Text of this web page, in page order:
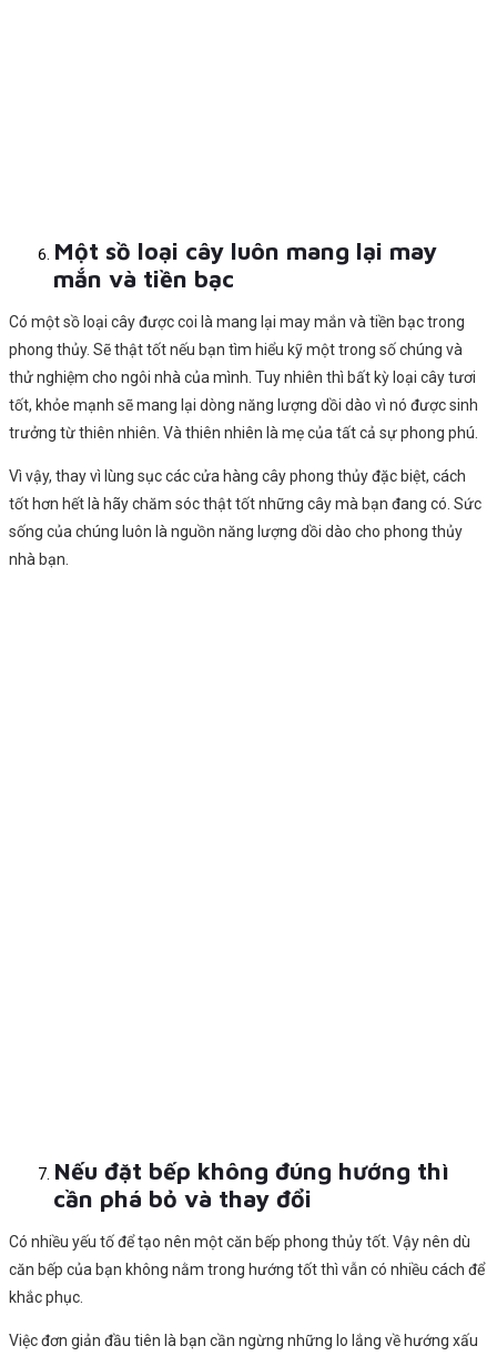
Một sồ loại cây luôn mang lại may
mắn và tiền bạc
Có một sồ loại cây được coi là mang lại may mắn và tiền bạc trong
phong thủy. Sẽ thật tốt nếu bạn tìm hiểu kỹ một trong số chúng và
thử nghiệm cho ngôi nhà của mình. Tuy nhiên thì bất kỳ loại cây tươi
tốt, khỏe mạnh sẽ mang lại dòng năng lượng dồi dào vì nó được sinh
trưởng từ thiên nhiên. Và thiên nhiên là mẹ của tất cả sự phong phú.
Vì vậy, thay vì lùng sục các cửa hàng cây phong thủy đặc biệt, cách
tốt hơn hết là hãy chăm sóc thật tốt những cây mà bạn đang có. Sức
sống của chúng luôn là nguồn năng lượng dồi dào cho phong thủy
nhà bạn.
Nếu đặt bếp không đúng hướng thì
cần phá bỏ và thay đổi
Có nhiều yếu tố để tạo nên một căn bếp phong thủy tốt. Vậy nên dù
căn bếp của bạn không nằm trong hướng tốt thì vẫn có nhiều cách để
khắc phục.
Việc đơn giản đầu tiên là bạn cần ngừng những lo lắng về hướng xấu